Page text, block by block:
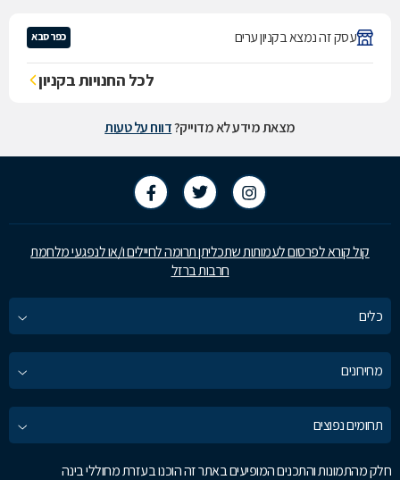
עסק זה נמצא בקניון ערים כפר סבא
לכל החנויות בקניון
מצאת מידע לא מדוייק?דווח על טעות
קול קורא לפרסום לעמותות שתכליתן תרומה לחיילים ו/או לנפגעי מלחמת
חרבות ברזל
כלים
מחירונים
תחומים נפוצים
חלק מהתמונות והתכנים המופיעים באתר זה הוכנו בעזרת מחוללי בינה